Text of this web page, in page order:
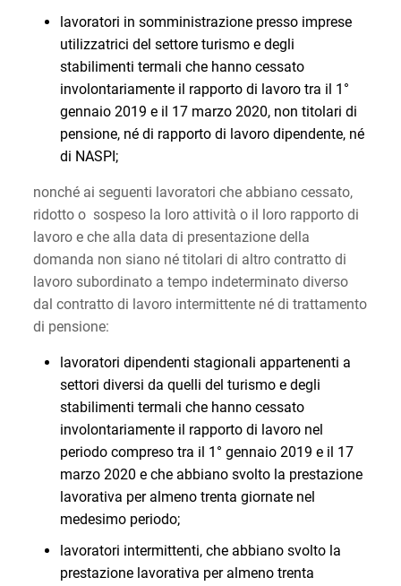
lavoratori in somministrazione presso imprese
utilizzatrici del settore turismo e degli
stabilimenti termali che hanno cessato
involontariamente il rapporto di lavoro tra il 1°
gennaio 2019 e il 17 marzo 2020, non titolari di
pensione, né di rapporto di lavoro dipendente, né
di NASPI;
nonché ai seguenti lavoratori che abbiano cessato,
ridotto o sospeso la loro attività o il loro rapporto di
lavoro e che alla data di presentazione della
domanda non siano né titolari di altro contratto di
lavoro subordinato a tempo indeterminato diverso
dal contratto di lavoro intermittente né di trattamento
di pensione:
lavoratori dipendenti stagionali appartenenti a
settori diversi da quelli del turismo e degli
stabilimenti termali che hanno cessato
involontariamente il rapporto di lavoro nel
periodo compreso tra il 1° gennaio 2019 e il 17
marzo 2020 e che abbiano svolto la prestazione
lavorativa per almeno trenta giornate nel
medesimo periodo;
lavoratori intermittenti, che abbiano svolto la
prestazione lavorativa per almeno trenta